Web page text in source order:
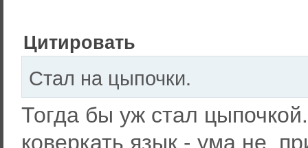
Цитировать
Стал на цыпочки.
Тогда бы уж стал
коверкать язык - ума не